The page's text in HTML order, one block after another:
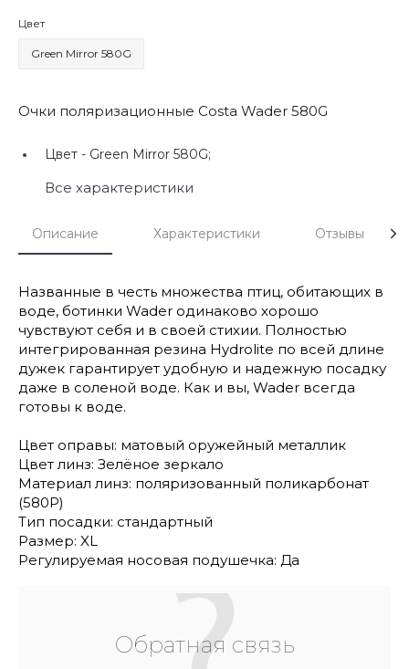
Цвет
Green Mirror 580G
Очки поляризационные Costa Wader 580G
Цвет - Green Mirror 580G;
Все характеристики
Описание Характеристики Отзывы
Названные в честь множества птиц, обитающих в
воде, ботинки Wader одинаково хорошо
чувствуют себя и в своей стихии. Полностью
интегрированная резина Hydrolite по всей длине
дужек гарантирует удобную и надежную посадку
даже в соленой воде. Как и вы, Wader всегда
готовы к воде.
Цвет оправы: матовый оружейный металлик
Цвет линз: Зелёное зеркало
Материал линз: поляризованный поликарбонат
(580P)
Тип посадки: стандартный
Размер: XL
Регулируемая носовая подушечка: Да
Обратная связь